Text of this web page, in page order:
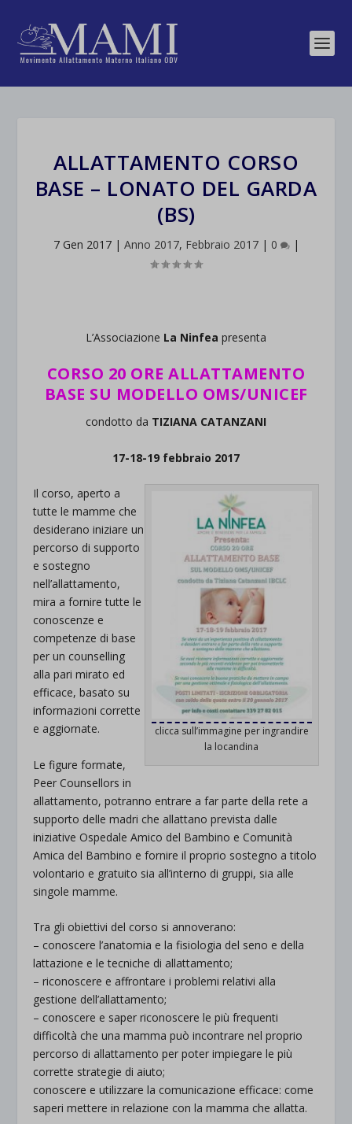
ALLATTAMENTO CORSO
BASE – LONATO DEL GARDA
(BS)
7 Gen 2017| Anno 2017, Febbraio 2017| 0 |
L’Associazione La Ninfea presenta
CORSO 20 ORE ALLATTAMENTO
BASE SU MODELLO OMS/UNICEF
condotto da TIZIANA CATANZANI
17-18-19 febbraio 2017
clicca sull’immagine per ingrandire
la locandina
Il corso, aperto a
tutte le mamme che
desiderano iniziare un
percorso di supporto
e sostegno
nell’allattamento,
mira a fornire tutte le
conoscenze e
competenze di base
per un counselling
alla pari mirato ed
efficace, basato su
informazioni corrette
e aggiornate.
Le figure formate,
Peer Counsellors in
allattamento, potranno entrare a far parte della rete a
supporto delle madri che allattano prevista dalle
iniziative Ospedale Amico del Bambino e Comunità
Amica del Bambino e fornire il proprio sostegno a titolo
volontario e gratuito sia all’interno di gruppi, sia alle
singole mamme.
Tra gli obiettivi del corso si annoverano:
– conoscere l’anatomia e la fisiologia del seno e della
lattazione e le tecniche di allattamento;
– riconoscere e affrontare i problemi relativi alla
gestione dell’allattamento;
– conoscere e saper riconoscere le più frequenti
difficoltà che una mamma può incontrare nel proprio
percorso di allattamento per poter impiegare le più
corrette strategie di aiuto;
conoscere e utilizzare la comunicazione efficace: come
saperi mettere in relazione con la mamma che allatta.